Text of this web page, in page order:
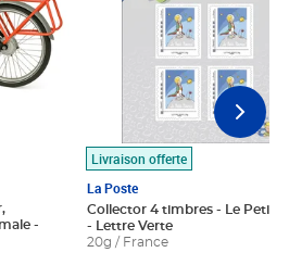
Livraison offerte
La Poste
Collector 4 timbres - Le Petit
- Lettre Verte
20g / France